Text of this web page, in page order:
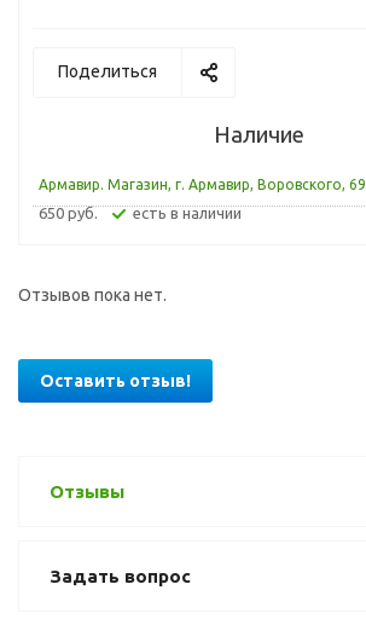
Поделиться
Наличие
Армавир. Магазин, г. Армавир, Воровского, 69
650 руб. Есть в наличии
Отзывов пока нет.
Оставить отзыв!
Отзывы
Задать вопрос